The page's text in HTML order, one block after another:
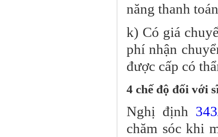
năng thanh
k) Có giá
phí nhận
được cấp có
4 chế độ đối với
Nghị định
chăm sóc khi